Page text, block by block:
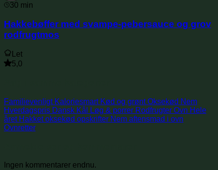
30 min
Hakkebøffer med svampe-pebersauce og grov
rodfrugtmos
Let
5,0
Familievenligt Kaloriesmart Kød og grønt Oksekød Nem
Hverdagspris Dansk Kål Løg & porrer Rodfrugter Ovn Hele
året Hakket oksekød opskrifter Nem aftensmad i ovn
Ovnretter
Ingen kommentarer endnu.